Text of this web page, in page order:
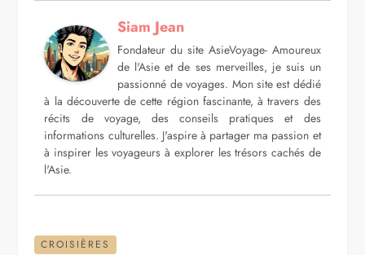
Siam Jean
Fondateur du site AsieVoyage- Amoureux
de l'Asie et de ses merveilles, je suis un
passionné de voyages. Mon site est dédié
à la découverte de cette région fascinante, à travers des
récits de voyage, des conseils pratiques et des
informations culturelles. J'aspire à partager ma passion et
à inspirer les voyageurs à explorer les trésors cachés de
l'Asie.
CROISIÈRES